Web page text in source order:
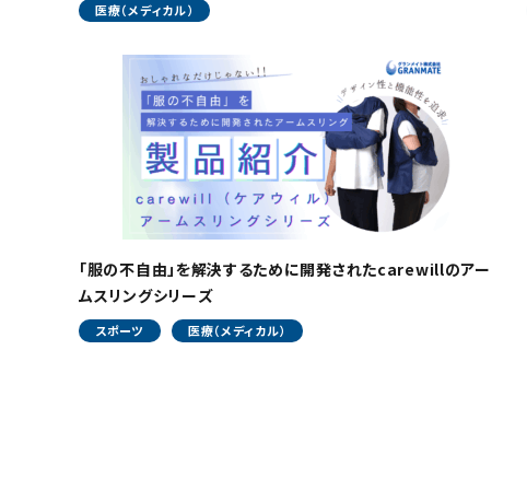
医療（メディカル）
「服の不自由」を解決するために開発されたcarewillのアー
ムスリングシリーズ
スポーツ 医療（メディカル）